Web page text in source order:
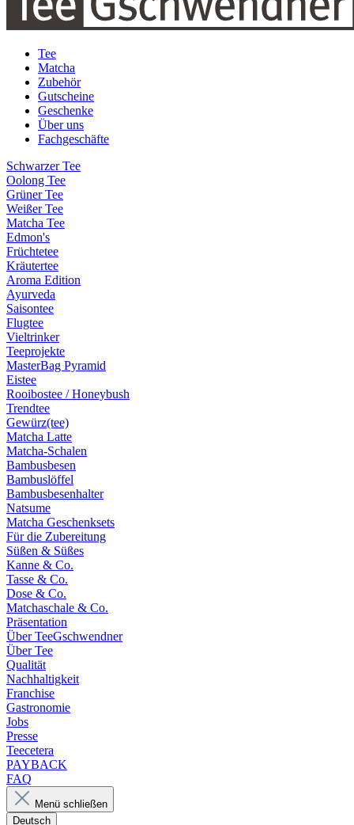
Tee
Matcha
Zubehör
Gutscheine
Geschenke
Über uns
Fachgeschäfte
Schwarzer Tee
Oolong Tee
Grüner Tee
Weißer Tee
Matcha Tee
Edmon's
Früchtetee
Kräutertee
Aroma Edition
Ayurveda
Saisontee
Flugtee
Vieltrinker
Teeprojekte
MasterBag Pyramid
Eistee
Rooibostee / Honeybush
Trendtee
Gewürz(tee)
Matcha Latte
Matcha-Schalen
Bambusbesen
Bambuslöffel
Bambusbesenhalter
Natsume
Matcha Geschenksets
Für die Zubereitung
Süßen & Süßes
Kanne & Co.
Tasse & Co.
Dose & Co.
Matchaschale & Co.
Präsentation
Über TeeGschwendner
Über Tee
Qualität
Nachhaltigkeit
Franchise
Gastronomie
Jobs
Presse
Teecetera
PAYBACK
FAQ
Menü schließen
Deutsch